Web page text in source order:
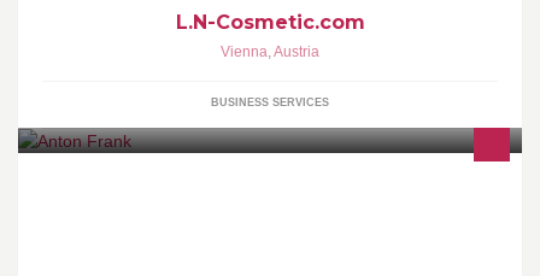
L.N-Cosmetic.com
Vienna,Austria
BUSINESS SERVICES